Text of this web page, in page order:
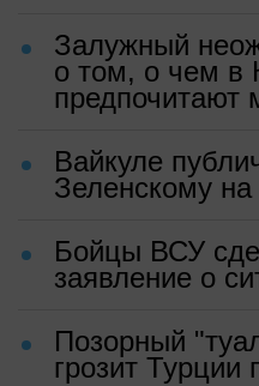
Залужный
о том, о чем в
предпочитают
Вайкуле
Зеленскому
Бойцы ВСУ
заявление о
Позорный
грозит Турции